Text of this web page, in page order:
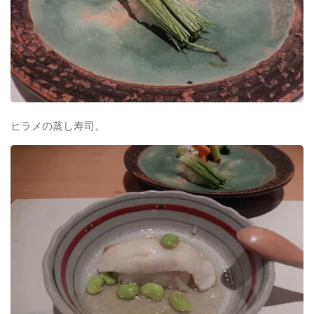
ヒラメの蒸し寿司。